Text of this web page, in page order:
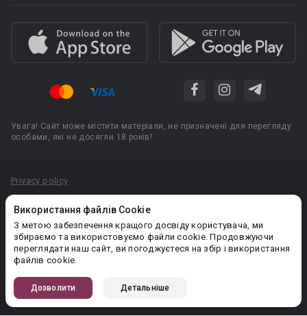
Використання файлів Cookie
З метою забезпечення кращого досвіду користувача, ми
збираємо та використовуємо файли cookie. Продовжуючи
переглядати наш сайт, ви погоджуєтеся на збір і використання
файлів cookie.
Дозволити Детальніше
Увага! Сайт може містити матеріали, не призначені для перегляду
особами, які не досягли 18 років!
Privacy policy
Політика конфіденційності
Правила публікації авторського контенту
PR-вiддiл: pr@booknet.com
© 2026 Booknet. Всі права захищено.